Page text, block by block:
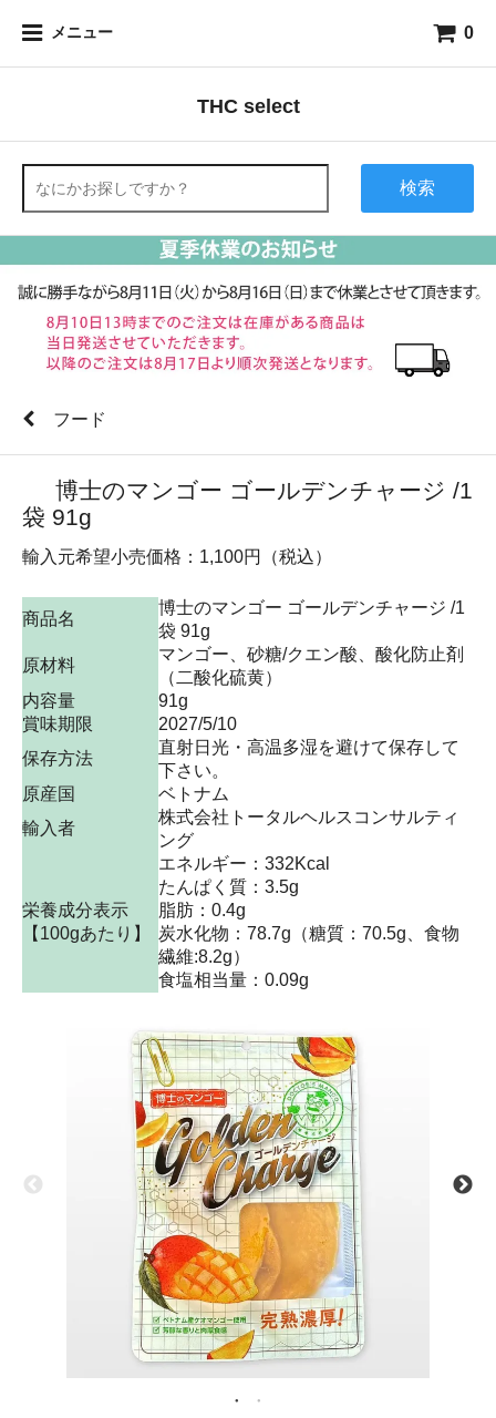
メニュー 0
THC select
検索
フード
博士のマンゴー ゴールデンチャージ /1
袋 91g
輸入元希望小売価格：1,100円（税込）
商品名
博士のマンゴー ゴールデンチャージ /1
袋 91g
原材料
マンゴー、砂糖/クエン酸、酸化防止剤
（二酸化硫黄）
内容量
91g
賞味期限
2027/5/10
保存方法
直射日光・高温多湿を避けて保存して
下さい。
原産国
ベトナム
輸入者
株式会社トータルヘルスコンサルティ
ング
栄養成分表示
【100gあたり】
エネルギー：332Kcal
たんぱく質：3.5g
脂肪：0.4g
炭水化物：78.7g（糖質：70.5g、食物
繊維:8.2g）
食塩相当量：0.09g